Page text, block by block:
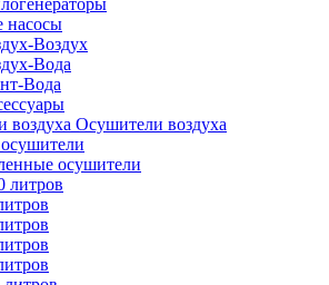
насосы
Воздух
Вода
Вода
Осушители воздуха
осушители
литров